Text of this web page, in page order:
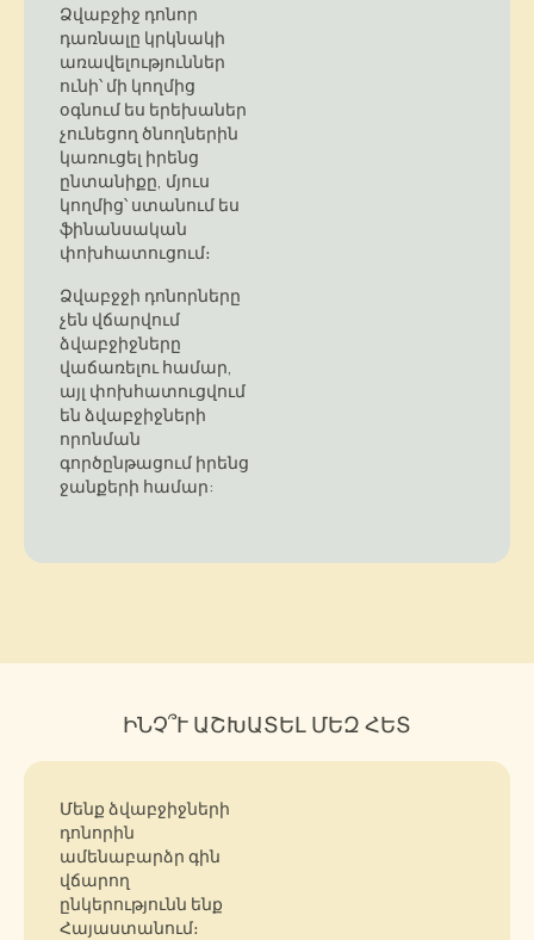
Ձվաբջիջ դոնոր
դառնալը կրկնակի
առավելություններ
ունի՝ մի կողմից
օգնում ես երեխաներ
չունեցող ծնողներին
կառուցել իրենց
ընտանիքը, մյուս
կողմից՝ ստանում ես
ֆինանսական
փոխհատուցում։
Ձվաբջջի դոնորները
չեն վճարվում
ձվաբջիջները
վաճառելու համար,
այլ փոխհատուցվում
են ձվաբջիջների
որոնման
գործընթացում իրենց
ջանքերի համար:
ԻՆՉ՞Ւ ԱՇԽԱՏԵԼ ՄԵԶ ՀԵՏ
Մենք ձվաբջիջների
դոնորին
ամենաբարձր գին
վճարող
ընկերությունն ենք
Հայաստանում։